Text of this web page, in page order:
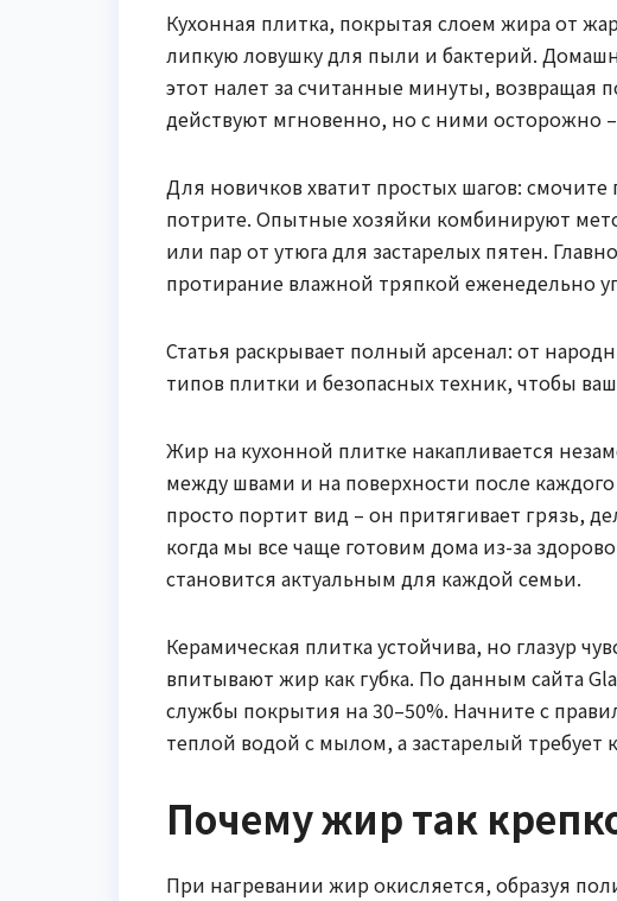
Кухонная плитка, покрытая слоем жира от
липкую ловушку для пыли и бактерий.
этот налет за считанные минуты, возвращая
действуют мгновенно, но с ними осторожно
Для новичков хватит простых шагов:
потрите. Опытные хозяйки комбинируют
или пар от утюга для застарелых пятен.
протирание влажной тряпкой еженедельно
Статья раскрывает полный арсенал: от
типов плитки и безопасных техник, чтобы
Жир на кухонной плитке накапливается
между швами и на поверхности после каждого
просто портит вид – он притягивает грязь,
когда мы все чаще готовим дома из-за
становится актуальным для каждой семьи.
Керамическая плитка устойчива, но глазур
впитывают жир как губка. По данным сайта
службы покрытия на 30–50%. Начните с
теплой водой с мылом, а застарелый требует
Почему жир так
При нагревании жир окисляется, образуя